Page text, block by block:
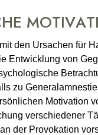
den Ursachen für
Entwicklung von
zu
Motivation
verschiedener
der Provokation